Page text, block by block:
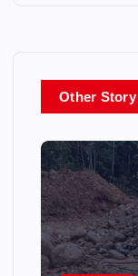
Other Story